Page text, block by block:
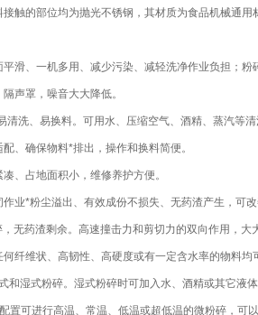
触的部位均为抛光不锈钢，其材质为食品机械通
滑、一机多用、减少污染、减轻洗净作业负担；
声罩，噪音大大降低。
清洗、易换料。可用水、压缩空气、酒精、蒸汽等
、确保物料*排出，操作和换料简便。
、占地面积小，维修养护方便。
业*粉尘溢出、有效成份不损失、无药渣产生，可
无药渣剩余。高速撞击力和剪切力的双向作用，大
纤维状、高韧性、高硬度或有一定含水率的物料
和湿式粉碎。湿式粉碎时可加入水、酒精或其它液
置可进行高温、常温、低温或超低温的微粉碎，